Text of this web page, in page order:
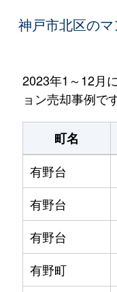
神戸市北区の
2023年1～12月
ョン売却事例です
町名
有野台
有野台
有野台
有野町